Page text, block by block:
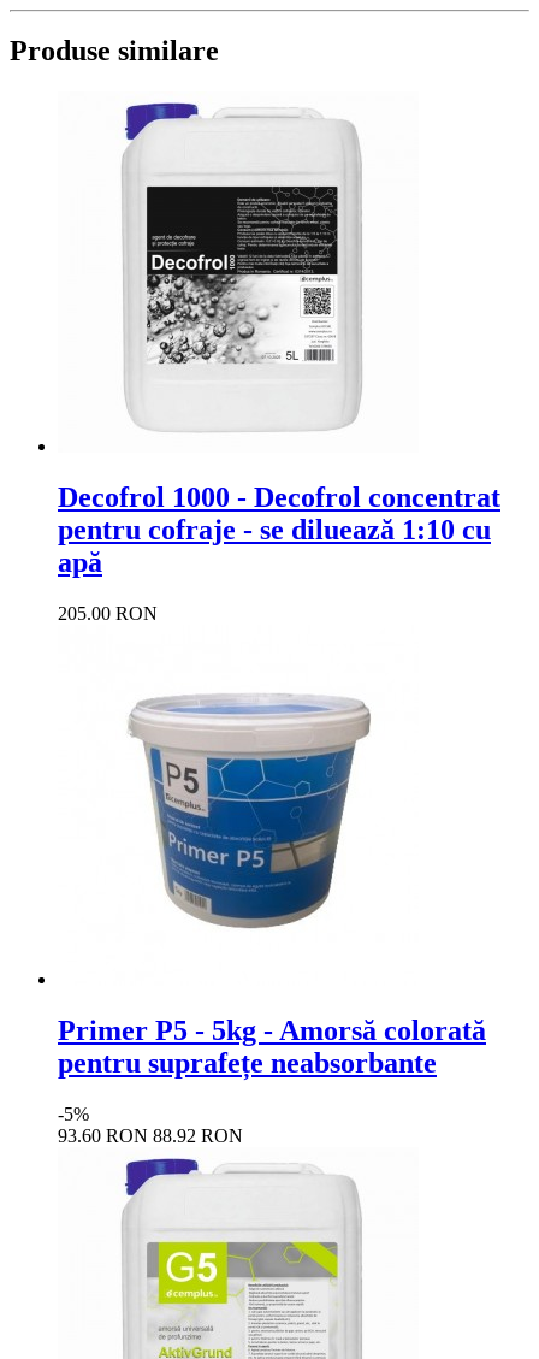
Produse similare
Decofrol 1000 - Decofrol concentrat
pentru cofraje - se diluează 1:10 cu
apă
205.00 RON
Primer P5 - 5kg - Amorsă colorată
pentru suprafețe neabsorbante
-5%
93.60 RON 88.92 RON